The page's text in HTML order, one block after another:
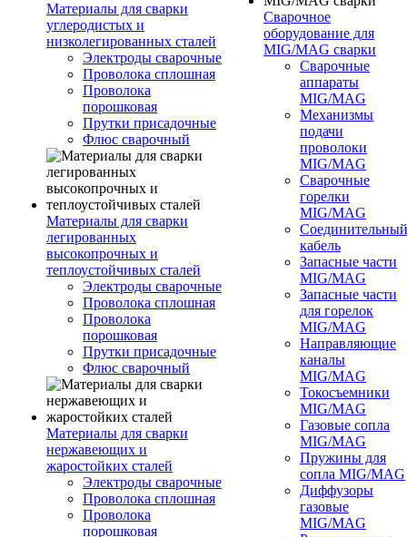
Материалы для сварки
углеродистых и
низколегированных сталей
Электроды сварочные
Проволока сплошная
Проволока
порошковая
Прутки присадочные
Флюс сварочный
Материалы для сварки
легированных
высокопрочных и
теплоустойчивых сталей
Электроды сварочные
Проволока сплошная
Проволока
порошковая
Прутки присадочные
Флюс сварочный
Материалы для сварки
нержавеющих и
жаростойких сталей
Электроды сварочные
Проволока сплошная
Проволока
порошковая
Сварочное
оборудование для
MIG/MAG сварки
Сварочные
аппараты
MIG/MAG
Механизмы
подачи
проволоки
MIG/MAG
Сварочные
горелки
MIG/MAG
Соединительный
кабель
Запасные части
MIG/MAG
Запасные части
для горелок
MIG/MAG
Направляющие
каналы
MIG/MAG
Токосъемники
MIG/MAG
Газовые сопла
MIG/MAG
Пружины для
сопла MIG/MAG
Диффузоры
газовые
MIG/MAG